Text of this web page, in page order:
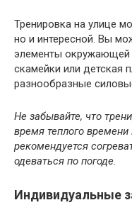
Тренировка на улице
но и интересной. Вы
элементы окружающей
скамейки или детская
разнообразные
Не забывайте, что
время теплого времени
рекомендуется
одеваться по погоде.
Индивидуальные